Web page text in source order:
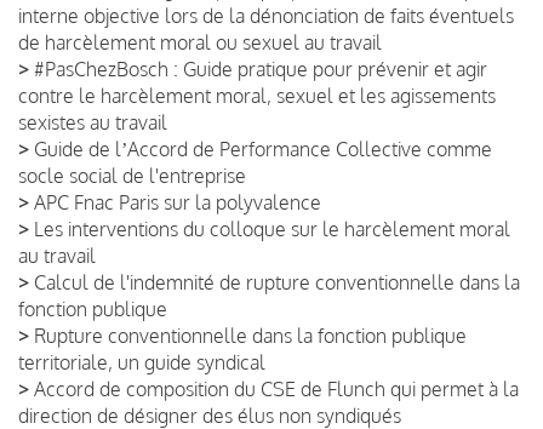
interne objective lors de la dénonciation de faits éventuels
de harcèlement moral ou sexuel au travail
> #PasChezBosch : Guide pratique pour prévenir et agir
contre le harcèlement moral, sexuel et les agissements
sexistes au travail
> Guide de lʼAccord de Performance Collective comme
socle social de l'entreprise
> APC Fnac Paris sur la polyvalence
> Les interventions du colloque sur le harcèlement moral
au travail
> Calcul de l'indemnité de rupture conventionnelle dans la
fonction publique
> Rupture conventionnelle dans la fonction publique
territoriale, un guide syndical
> Accord de composition du CSE de Flunch qui permet à la
direction de désigner des élus non syndiqués